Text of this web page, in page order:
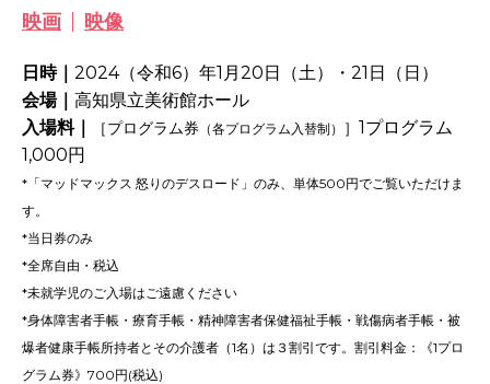
映画 映像
日時｜ 2024（令和6）年1月20日（土）・21日（日）
会場｜ 高知県立美術館ホール
入場料｜
［プログラム券 （各プログラム入替制） ］ 1プログラム
1,000円
*「マッドマックス 怒りのデスロード」のみ、単体500円でご覧いただけま
す。
*当日券のみ
*全席自由・税込
*未就学児のご入場はご遠慮ください
*身体障害者手帳・療育手帳・精神障害者保健福祉手帳・戦傷病者手帳・被
爆者健康手帳所持者とその介護者（1名）は３割引です。割引料金：《1プロ
グラム券》700円(税込)